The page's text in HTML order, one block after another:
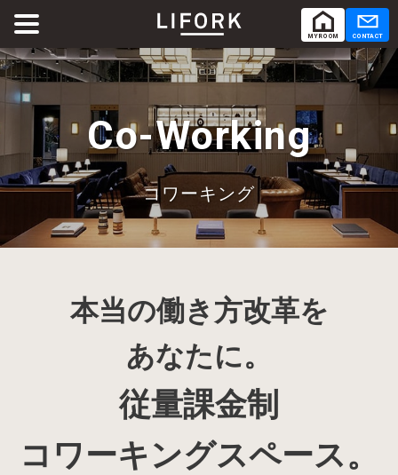
CONTACT
MY ROOM
ABOUT
SERVICE サービス
SHARE OFFICE シェアオフィス
RENTAL ROOM レンタルルーム
RENTAL LOUNGE
Co-Working
コワーキング
本当の働き方改革を
あなたに。
従量課金制
コワーキングスペース。